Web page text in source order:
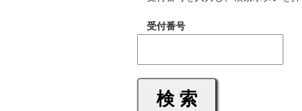
受付番号